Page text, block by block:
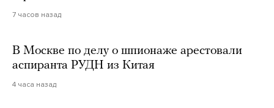
7 часов назад
В Москве по делу о шпионаже арестовали
аспиранта РУДН из Китая
4 часа назад